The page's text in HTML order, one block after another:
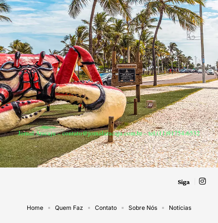
Jornal Aracaju –contato@jornalaracaju.com.br– tel.(11)91754-6532
Siga
Home Quem Faz Contato Sobre Nós Notícias